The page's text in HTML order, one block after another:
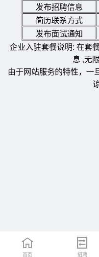
发布招聘信息
简历联系方式
发布面试通知
企业入驻套餐说明: 在套
息 ,无
由于网站服务的特性，一
首页 招聘